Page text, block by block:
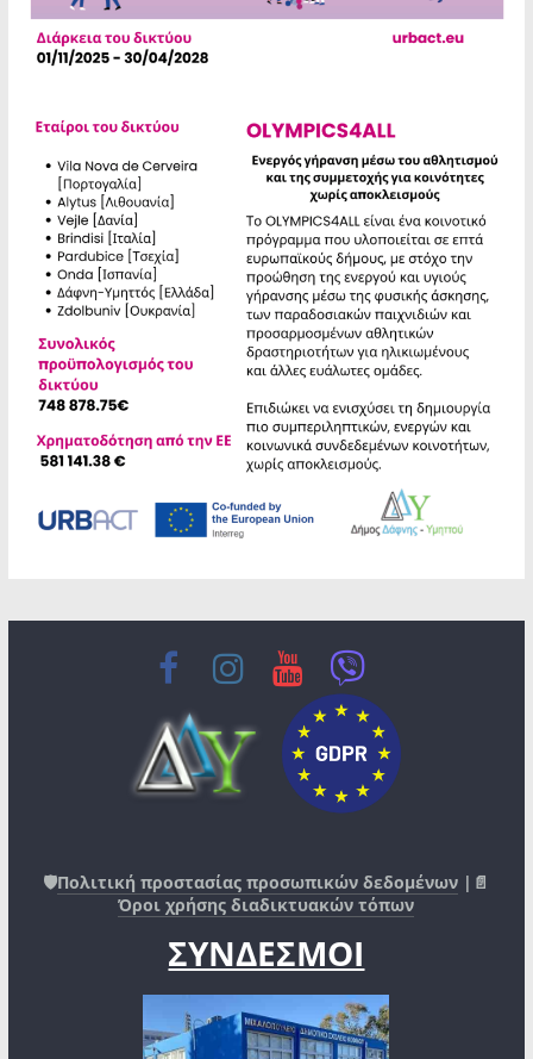
🛡️Πολιτική προστασίας προσωπικών δεδομένων |📄
Όροι χρήσης διαδικτυακών τόπων
ΣΥΝΔΕΣΜΟΙ